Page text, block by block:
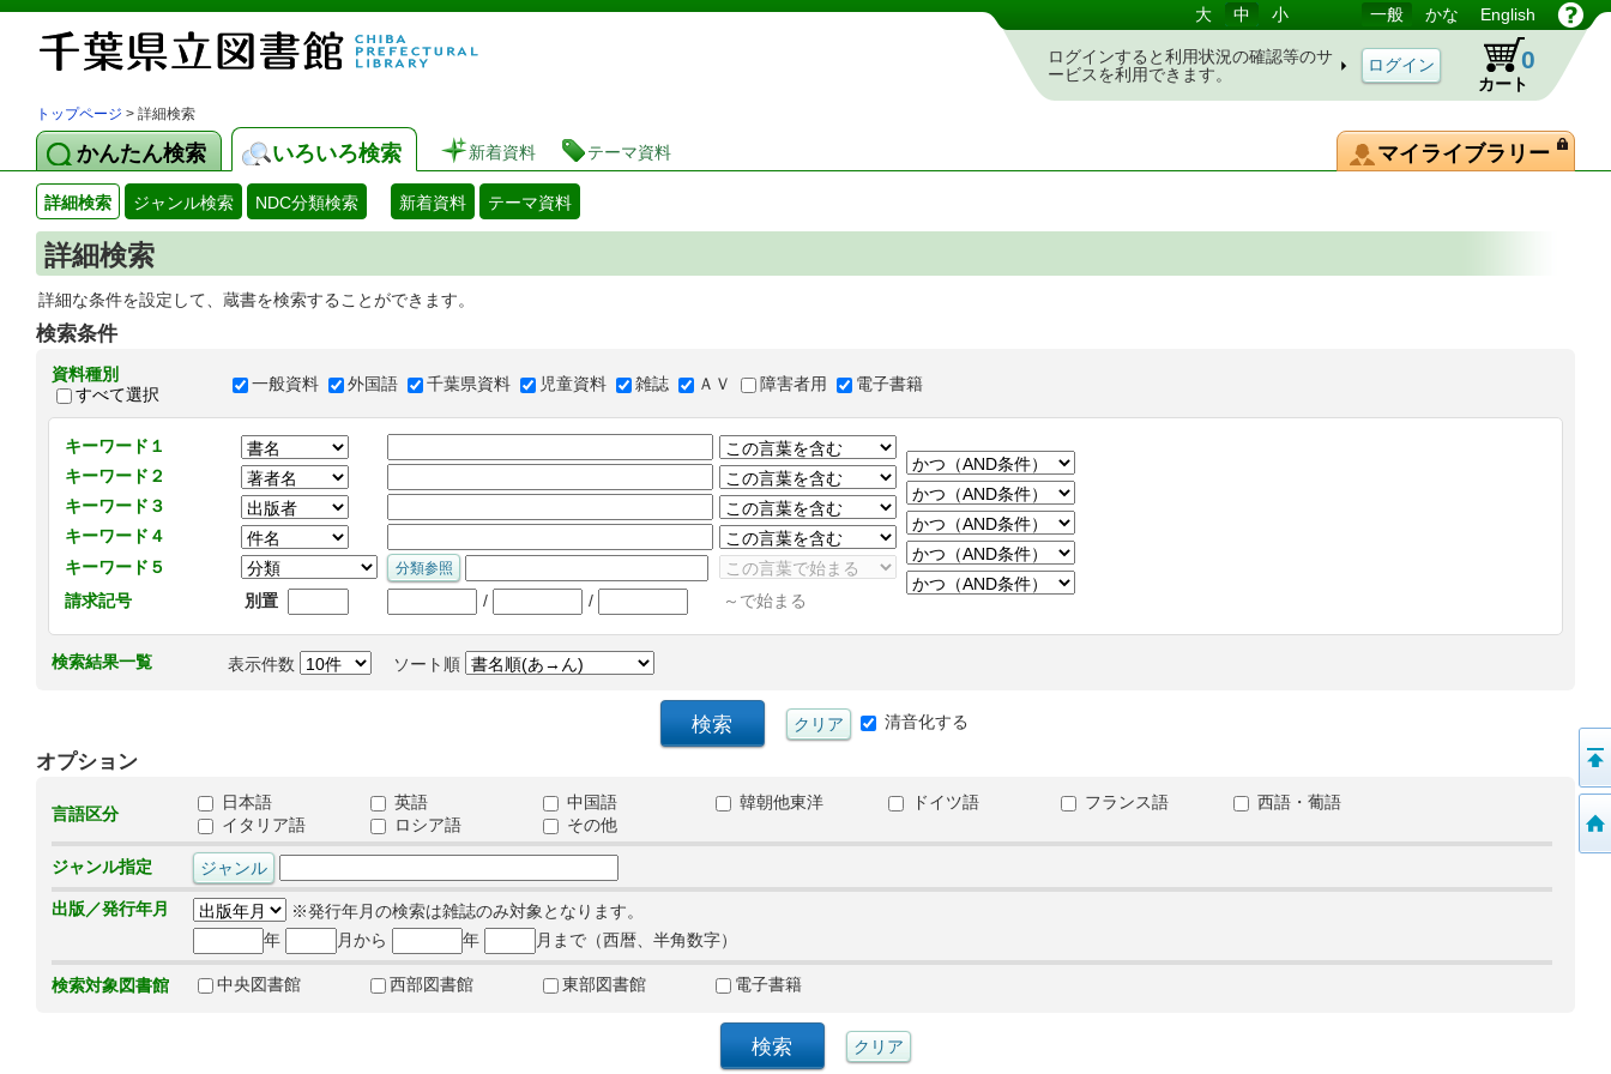
図書館 蔵書検索・予約システム 大 中 小 一般 かな English
ログインすると利用状況の確認等のサ
ービスを利用できます。
カート
0
トップページ > 詳細検索
かんたん検索 いろいろ検索 新着資料 テーマ資料 マイライブラリー
詳細検索 ジャンル検索 NDC分類検索 新着資料 テーマ資料
詳細検索
詳細な条件を設定して、蔵書を検索することができます。
検索条件
資料種別
すべて選択
一般資料 外国語 千葉県資料 児童資料 雑誌 ＡＶ 障害者用 電子書籍
キーワード１
キーワード２
キーワード３
キーワード４
キーワード５
請求記号
別置 / / ～で始まる
検索結果一覧 表示件数 ソート順
清音化する
オプション
言語区分
日本語 英語 中国語 韓朝他東洋 ドイツ語 フランス語
西語・葡語
イタリア語
ロシア語 その他
ジャンル指定
出版／発行年月
※発行年月の検索は雑誌のみ対象となります。
年
月から 年 月まで（西暦、半角数字）
検索対象図書館 中央図書館 西部図書館 東部図書館 電子書籍